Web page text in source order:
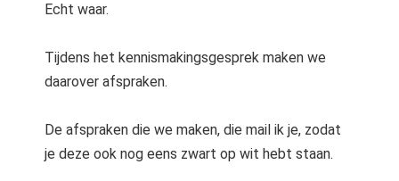
Echt waar.
Tijdens het kennismakingsgesprek maken we
daarover afspraken.
De afspraken die we maken, die mail ik je, zodat
je deze ook nog eens zwart op wit hebt staan.